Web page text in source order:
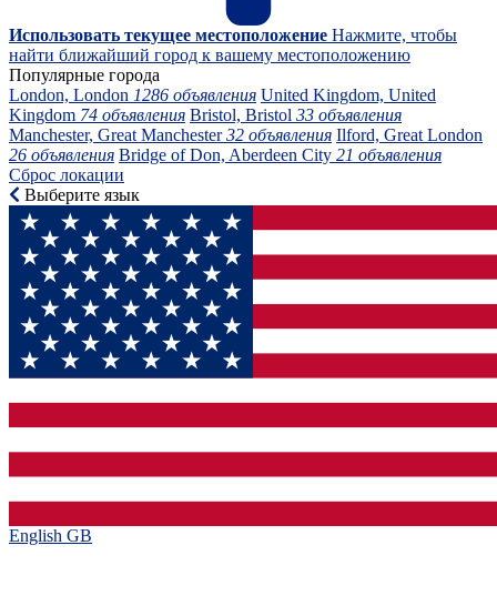
Использовать текущее местоположение Нажмите, чтобы
найти ближайший город к вашему местоположению
Популярные города
London, London 1286 объявления United Kingdom, United
Kingdom 74 объявления Bristol, Bristol 33 объявления
Manchester, Great Manchester32 объявления Ilford, Great London
26 объявления Bridge of Don, Aberdeen City 21 объявления
Сброс локации
Выберите язык
English GB‎